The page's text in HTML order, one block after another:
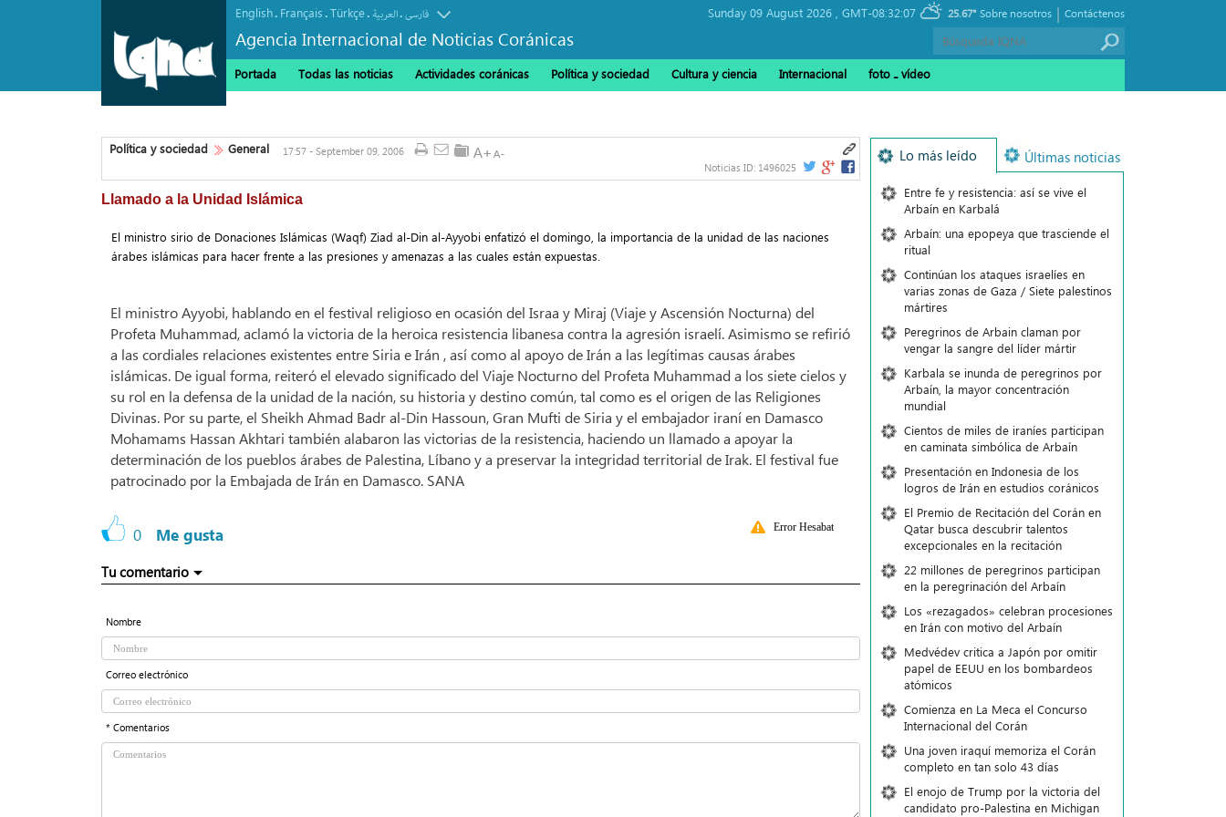
English. Français.Türkçe. العربیة.فارسی
Agencia Internacional de Noticias Coránicas
Sunday 09 August 2026 , GMT-08:32:07 25.67° Contáctenos
|
Sobre nosotros
Portada Todas las noticias Actividades coránicas Política y sociedad Cultura y ciencia Internacional foto ـ vídeo
Política y sociedad General
17:57 - September 09, 2006
Noticias ID: 1496025
Llamado a la Unidad Islámica
El ministro sirio de Donaciones Islámicas (Waqf) Ziad al-Din al-Ayyobi enfatizó el domingo, la importancia de la unidad de las naciones
árabes islámicas para hacer frente a las presiones y amenazas a las cuales están expuestas.
El ministro Ayyobi, hablando en el festival religioso en ocasión del Israa y Miraj (Viaje y Ascensión Nocturna) del
Profeta Muhammad, aclamó la victoria de la heroica resistencia libanesa contra la agresión israelí. Asimismo se refirió
a las cordiales relaciones existentes entre Siria e Irán , así como al apoyo de Irán a las legítimas causas árabes
islámicas. De igual forma, reiteró el elevado significado del Viaje Nocturno del Profeta Muhammad a los siete cielos y
su rol en la defensa de la unidad de la nación, su historia y destino común, tal como es el origen de las Religiones
Divinas. Por su parte, el Sheikh Ahmad Badr al-Din Hassoun, Gran Mufti de Siria y el embajador iraní en Damasco
Mohamams Hassan Akhtari también alabaron las victorias de la resistencia, haciendo un llamado a apoyar la
determinación de los pueblos árabes de Palestina, Líbano y a preservar la integridad territorial de Irak. El festival fue
patrocinado por la Embajada de Irán en Damasco. SANA
0 Me gusta Error Hesabat
Tu comentario
Nombre
Correo electrónico
* Comentarios
Lo más leído Últimas noticias
Entre fe y resistencia: así se vive el
Arbaín en Karbalá
Arbaín: una epopeya que trasciende el
ritual
Continúan los ataques israelíes en
varias zonas de Gaza / Siete palestinos
mártires
Peregrinos de Arbain claman por
vengar la sangre del líder mártir
Karbala se inunda de peregrinos por
Arbaín, la mayor concentración
mundial
Cientos de miles de iraníes participan
en caminata simbólica de Arbaín
Presentación en Indonesia de los
logros de Irán en estudios coránicos
El Premio de Recitación del Corán en
Qatar busca descubrir talentos
excepcionales en la recitación
22 millones de peregrinos participan
en la peregrinación del Arbaín
Los «rezagados» celebran procesiones
en Irán con motivo del Arbaín
Medvédev critica a Japón por omitir
papel de EEUU en los bombardeos
atómicos
Comienza en La Meca el Concurso
Internacional del Corán
Una joven iraquí memoriza el Corán
completo en tan solo 43 días
El enojo de Trump por la victoria del
candidato pro-Palestina en Michigan